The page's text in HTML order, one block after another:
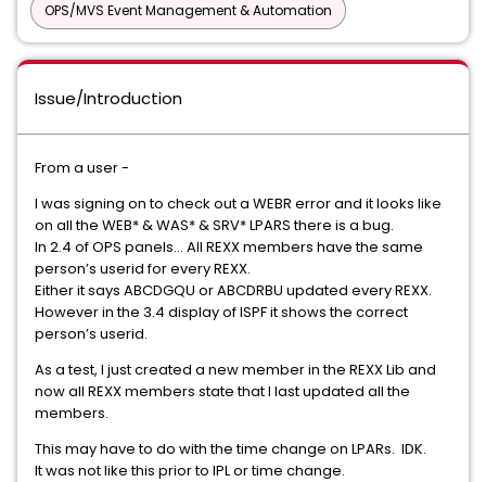
OPS/MVS Event Management & Automation
Issue/Introduction
From a user -
I was signing on to check out a WEBR error and it looks like
on all the WEB* & WAS* & SRV* LPARS there is a bug.
In 2.4 of OPS panels… All REXX members have the same
person’s userid for every REXX.
Either it says ABCDGQU or ABCDRBU updated every REXX.
However in the 3.4 display of ISPF it shows the correct
person’s userid.
As a test, I just created a new member in the REXX Lib and
now all REXX members state that I last updated all the
members.
This may have to do with the time change on LPARs. IDK.
It was not like this prior to IPL or time change.